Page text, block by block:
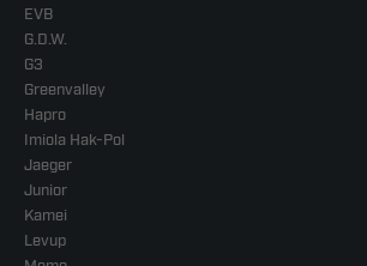
EVB
G.D.W.
G3
Greenvalley
Hapro
Imiola Hak-Pol
Jaeger
Junior
Kamei
Levup